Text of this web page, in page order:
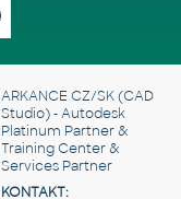
ARKANCE CZ/SK(CAD
Studio) - Autodesk
Platinum Partner &
Training Center &
Services Partner
KONTAKT: